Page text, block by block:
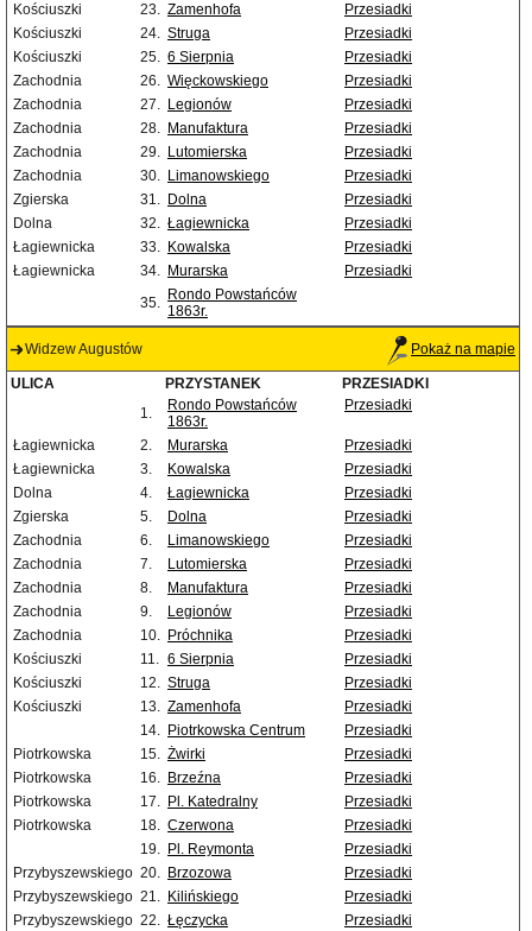
Kościuszki
23. Zamenhofa
Przesiadki
Kościuszki
24. Struga
Przesiadki
Kościuszki
25. 6 Sierpnia
Przesiadki
Zachodnia
26. Więckowskiego
Przesiadki
Zachodnia
27. Legionów
Przesiadki
Zachodnia
28. Manufaktura
Przesiadki
Zachodnia
29. Lutomierska
Przesiadki
Zachodnia
30. Limanowskiego
Przesiadki
Zgierska
31. Dolna
Przesiadki
Dolna
32. Łagiewnicka
Przesiadki
Łagiewnicka
33. Kowalska
Przesiadki
Łagiewnicka
34. Murarska
Przesiadki
35. Rondo Powstańców
1863r.
Widzew Augustów Pokaż na mapie
ULICA PRZYSTANEK
PRZESIADKI
1.
Rondo Powstańców
1863r.
Przesiadki
Łagiewnicka 2. Murarska
Przesiadki
Łagiewnicka
3. Kowalska
Przesiadki
Dolna
4. Łagiewnicka
Przesiadki
Zgierska
5. Dolna
Przesiadki
Zachodnia
6. Limanowskiego
Przesiadki
Zachodnia
7. Lutomierska
Przesiadki
Zachodnia
8. Manufaktura
Przesiadki
Zachodnia
9. Legionów
Przesiadki
Zachodnia
10. Próchnika
Przesiadki
Kościuszki
11. 6 Sierpnia
Przesiadki
Kościuszki
12. Struga
Przesiadki
Kościuszki
13. Zamenhofa
Przesiadki
14. Piotrkowska Centrum
Przesiadki
Piotrkowska
15. Żwirki
Przesiadki
Piotrkowska
16. Brzeźna
Przesiadki
Piotrkowska
17. Pl. Katedralny
Przesiadki
Piotrkowska
18. Czerwona
Przesiadki
19. Pl. Reymonta
Przesiadki
Przybyszewskiego 20. Brzozowa
Przesiadki
Przybyszewskiego 21. Kilińskiego
Przesiadki
Przybyszewskiego 22. Łęczycka
Przesiadki